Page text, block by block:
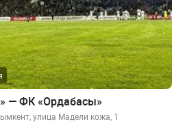
— ФК «Ордабасы»
улица Мадели кожа, 1